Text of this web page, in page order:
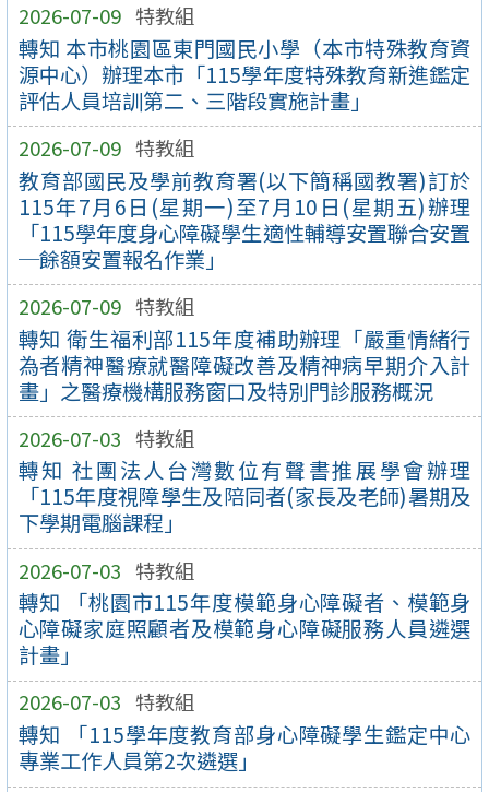
2026-07-09 特教組
轉知 本市桃園區東門國民小學（本市特殊教育資
源中心）辦理本市「115學年度特殊教育新進鑑定
評估人員培訓第二、三階段實施計畫」
2026-07-09 特教組
教育部國民及學前教育署(以下簡稱國教署)訂於
115年7月6日(星期一)至7月10日(星期五)辦理
「115學年度身心障礙學生適性輔導安置聯合安置
─餘額安置報名作業」
2026-07-09 特教組
轉知 衛生福利部115年度補助辦理「嚴重情緒行
為者精神醫療就醫障礙改善及精神病早期介入計
畫」之醫療機構服務窗口及特別門診服務概況
2026-07-03 特教組
轉知 社團法人台灣數位有聲書推展學會辦理
「115年度視障學生及陪同者(家長及老師)暑期及
下學期電腦課程」
2026-07-03 特教組
轉知 「桃園市115年度模範身心障礙者、模範身
心障礙家庭照顧者及模範身心障礙服務人員遴選
計畫」
2026-07-03 特教組
轉知 「115學年度教育部身心障礙學生鑑定中心
專業工作人員第2次遴選」